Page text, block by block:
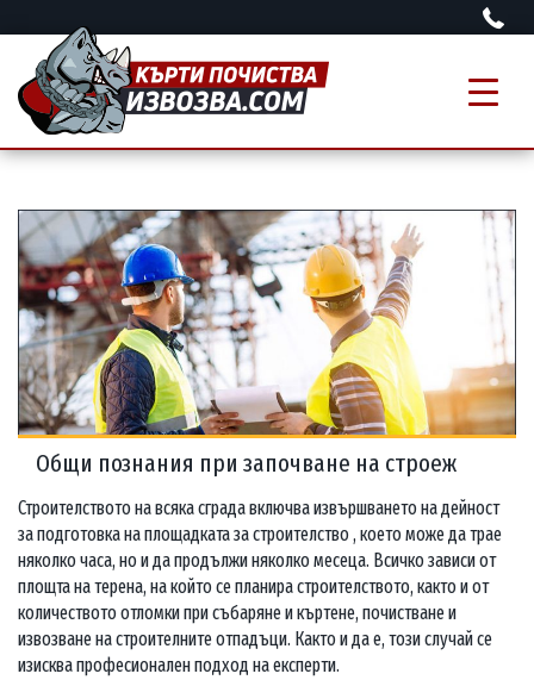
Общи познания при започване на строеж
Строителството на всяка сграда включва извършването на дейност
за подготовка на площадката за строителство , което може да трае
няколко часа, но и да продължи няколко месеца. Всичко зависи от
площта на терена, на който се планира строителството, както и от
количеството отломки при събаряне и къртене, почистване и
извозване на строителните отпадъци. Както и да е, този случай се
изисква професионален подход на експерти.